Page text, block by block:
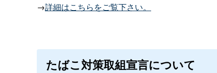
→詳細はこちらをご覧下さい。
たばこ対策取組宣言について